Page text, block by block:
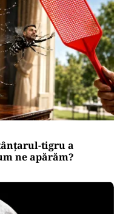
tigru a
ne apărăm?